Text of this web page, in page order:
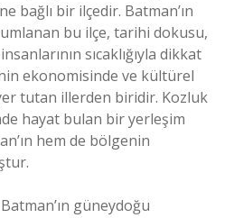
bağlı bir ilçedir. Batman’ın
bu ilçe, tarihi dokusu,
sıcaklığıyla dikkat
ekonomisinde ve kültürel
tutan illerden biridir. Kozluk
hayat bulan bir yerleşim
hem de bölgenin
güneydoğu